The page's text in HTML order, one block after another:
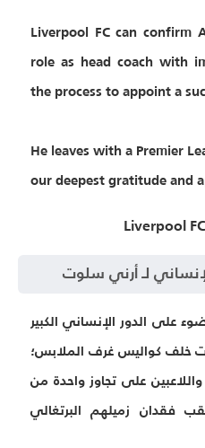
Liverpool FC can confirm
role as head coach with
the process to appoint a
He leaves with a Premier
our deepest gratitude and
لـ أرني سلوت
على الدور الإنساني الكبير
خلف كواليس غرف الملابس؛
على تجاوز واحدة من
فقدان زميلهم البرتغالي